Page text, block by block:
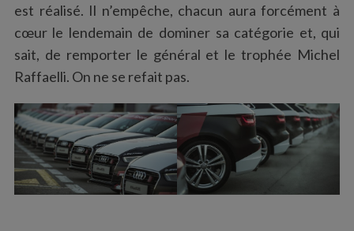
est réalisé. Il n’empêche, chacun aura forcément à
cœur le lendemain de dominer sa catégorie et, qui
sait, de remporter le général et le trophée Michel
Raffaelli. On ne se refait pas.